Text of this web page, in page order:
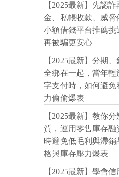
【2025最新】先認
金、私帳收款、威脅
小額借錢平台推薦挑
再被騙更安心
【2025最新】分期
全綁在一起，當年輕
字支付時，如何避免
力偷偷爆表
【2025最新】教你
質，運用零售庫存融
時避免低毛利與滯
格與庫存壓力爆表
【2025最新】學會